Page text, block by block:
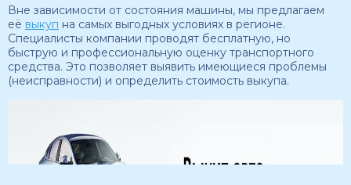
Вне зависимости от состояния машины, мы предлагаем
её выкуп на самых выгодных условиях в регионе.
Специалисты компании проводят бесплатную, но
быструю и профессиональную оценку транспортного
средства. Это позволяет выявить имеющиеся проблемы
(неисправности) и определить стоимость выкупа.